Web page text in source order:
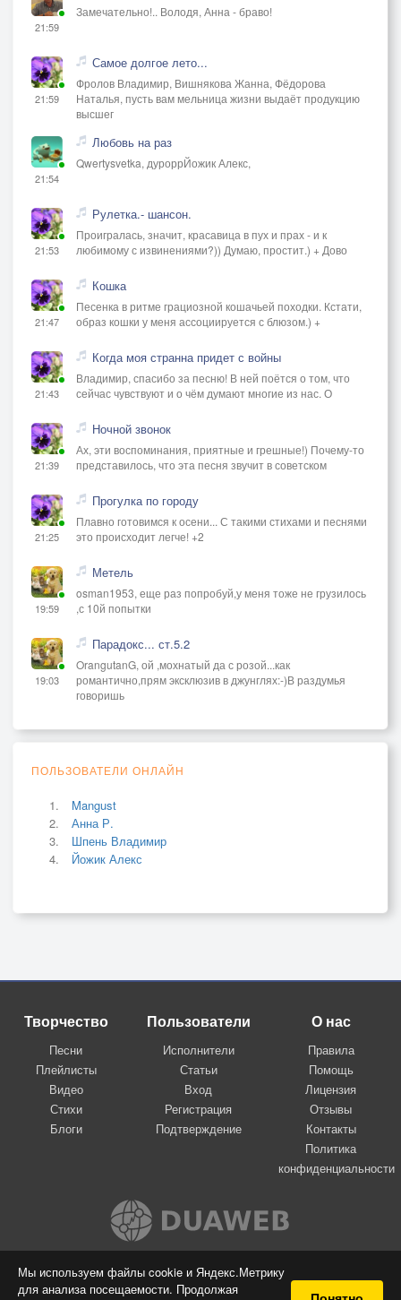
Мы используем файлы cookie и Яндекс.Метрику
для анализа посещаемости. Продолжая
21:59
Замечательно!.. Володя, Анна - браво!
21:59
Самое долгое лето...
Фролов Владимир, Вишнякова Жанна, Фёдорова
Наталья, пусть вам мельница жизни выдаёт продукцию
высшег
21:54
Любовь на раз
Qwertysvetka, дуроррЙожик Алекс,
21:53
Рулетка.- шансон.
Проигралась, значит, красавица в пух и прах - и к
любимому с извинениями?)) Думаю, простит.) + Дово
21:47
Кошка
Песенка в ритме грациозной кошачьей походки. Кстати,
образ кошки у меня ассоциируется с блюзом.) +
21:43
Когда моя странна придет с войны
Владимир, спасибо за песню! В ней поётся о том, что
сейчас чувствуют и о чём думают многие из нас. О
21:39
Ночной звонок
Ах, эти воспоминания, приятные и грешные!) Почему-то
представилось, что эта песня звучит в советском
21:25
Прогулка по городу
Плавно готовимся к осени... С такими стихами и песнями
это происходит легче! +2
19:59
Метель
osman1953, еще раз попробуй,у меня тоже не грузилось
,с 10й попытки
19:03
Парадокс... ст.5.2
OrangutanG, ой ,мохнатый да с розой...как
романтично,прям эксклюзив в джунглях:-)В раздумья
говоришь
ПОЛЬЗОВАТЕЛИ ОНЛАЙН
Mangust
Анна Р.
Шпень Владимир
Йожик Алекс
Творчество
Песни
Плейлисты
Видео
Стихи
Блоги
Пользователи
Исполнители
Статьи
Вход
Регистрация
Подтверждение
О нас
Правила
Помощь
Лицензия
Отзывы
Контакты
Политика
конфиденциальности
Вконтакте
© 2009-2026 Я-пою